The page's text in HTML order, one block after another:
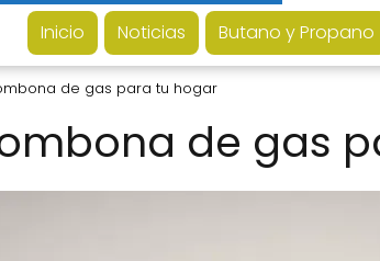
Inicio Noticias Butano y Propano
de gas para tu hogar
de gas